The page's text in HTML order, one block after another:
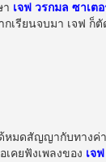
เจฟ วรกมล ซาเต
ยนจบมา เจฟ ก็ตั
หมดสัญญากับทางค่
คยฟังเพลงของ เจ